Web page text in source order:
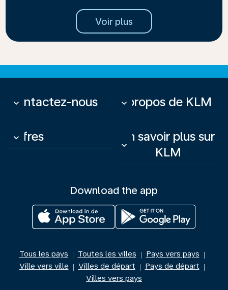
Voir plus
Contactez-nous
keyboard_arrow_down À propos de KLM
keyboard_arrow_down
Offres
keyboard_arrow_down
En savoir plus sur
KLM
keyboard_arrow_down
Download the app
Tous les pays | Toutes les villes | Pays vers pays |
Ville vers ville | Villes de départ | Pays de départ |
Villes vers pays